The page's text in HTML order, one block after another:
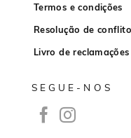
Termos e condições
Resolução de
Livro de reclamações
SEGUE-NOS